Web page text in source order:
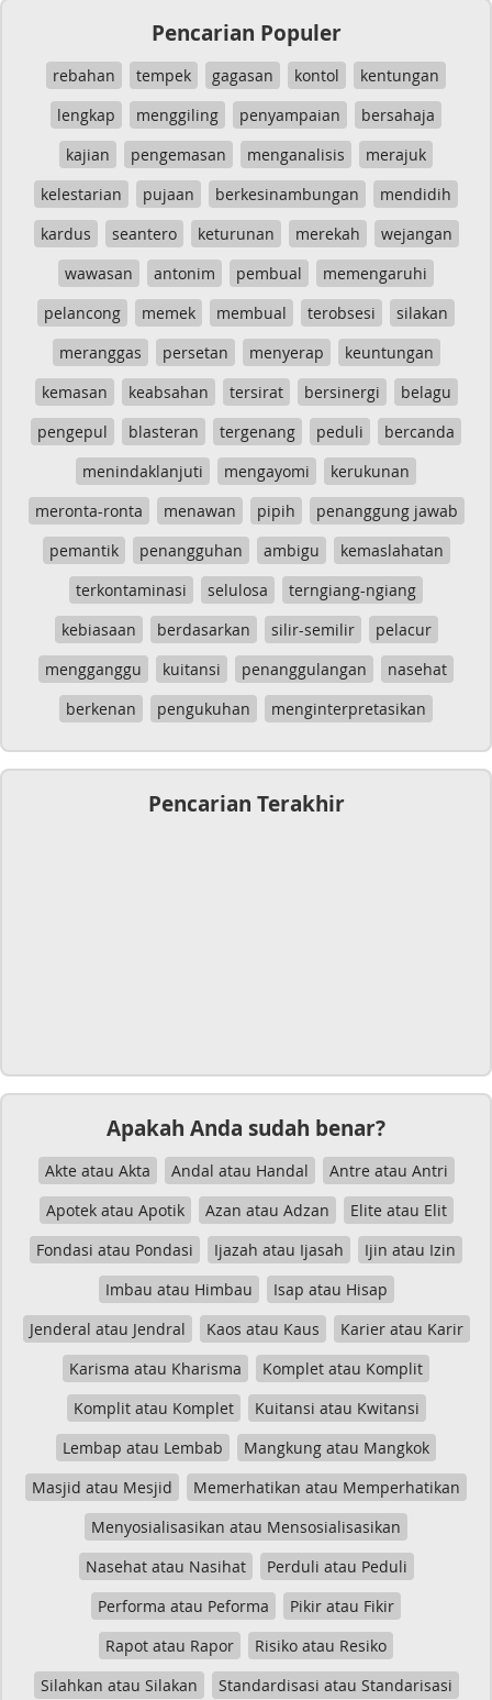
Pencarian Populer
rebahan tempek gagasan kontol
kentungan
lengkap
menggiling penyampaian
bersahaja
kajian
pengemasan menganalisis
merajuk
kelestarian
pujaan berkesinambungan
mendidih
kardus
seantero keturunan merekah
wejangan
wawasan
antonim pembual
memengaruhi
pelancong
memek membual terobsesi
silakan
meranggas
persetan menyerap
keuntungan
kemasan
keabsahan tersirat bersinergi
belagu
pengepul
blasteran tergenang peduli
bercanda
menindaklanjuti
mengayomi
kerukunan
meronta-ronta
menawan pipih
penanggung jawab
pemantik
penangguhan ambigu
kemaslahatan
terkontaminasi
selulosa
terngiang-ngiang
kebiasaan
berdasarkan silir-semilir
pelacur
mengganggu
kuitansi penanggulangan
nasehat
berkenan
pengukuhan menginterpretasikan
Pencarian Terakhir
Apakah Anda sudah benar?
Akte atau Akta Andal atau Handal
Antre atau Antri
Apotek atau Apotik
Azan atau Adzan
Elite atau Elit
Fondasi atau Pondasi
Ijazah atau Ijasah
Ijin atau Izin
Imbau atau Himbau
Isap atau Hisap
Jenderal atau Jendral
Kaos atau Kaus
Karier atau Karir
Karisma atau Kharisma
Komplet atau Komplit
Komplit atau Komplet
Kuitansi atau Kwitansi
Lembap atau Lembab
Mangkung atau Mangkok
Masjid atau Mesjid
Memerhatikan atau Memperhatikan
Menyosialisasikan atau Mensosialisasikan
Nasehat atau Nasihat
Perduli atau Peduli
Performa atau Peforma
Pikir atau Fikir
Rapot atau Rapor
Risiko atau Resiko
Silahkan atau Silakan
Standardisasi atau Standarisasi